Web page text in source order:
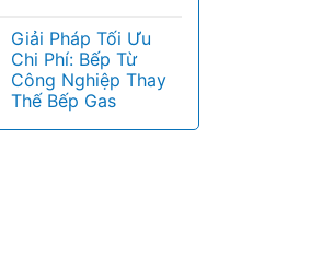
Giải Pháp Tối Ưu
Chi Phí: Bếp Từ
Công Nghiệp Thay
Thế Bếp Gas